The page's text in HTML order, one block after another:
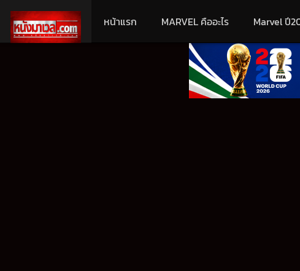
หน้าแรก MARVEL คืออะไร Marvel ปี